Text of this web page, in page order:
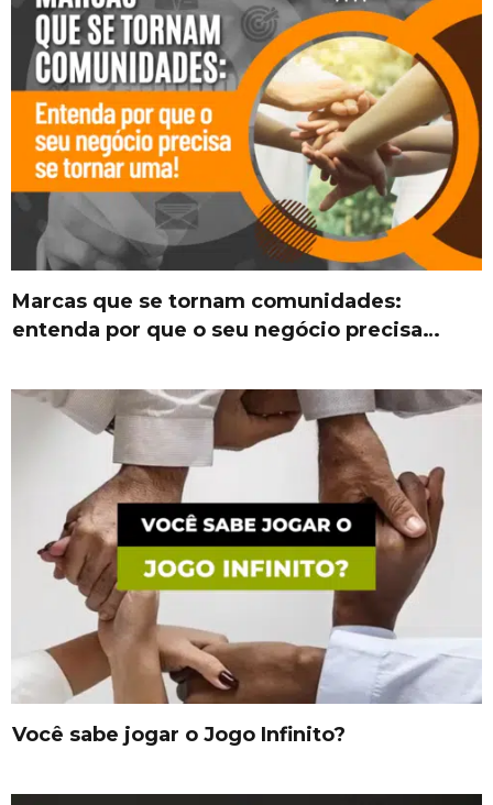
Marcas que se tornam comunidades:
entenda por que o seu negócio precisa…
Você sabe jogar o Jogo Infinito?